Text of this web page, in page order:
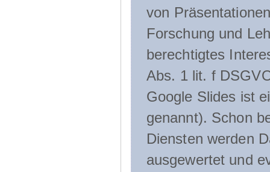
von
Forschung und
berechtigtes
Abs. 1 lit. f
Google Slides ist
genannt). Schon
Diensten werden
ausgewertet und